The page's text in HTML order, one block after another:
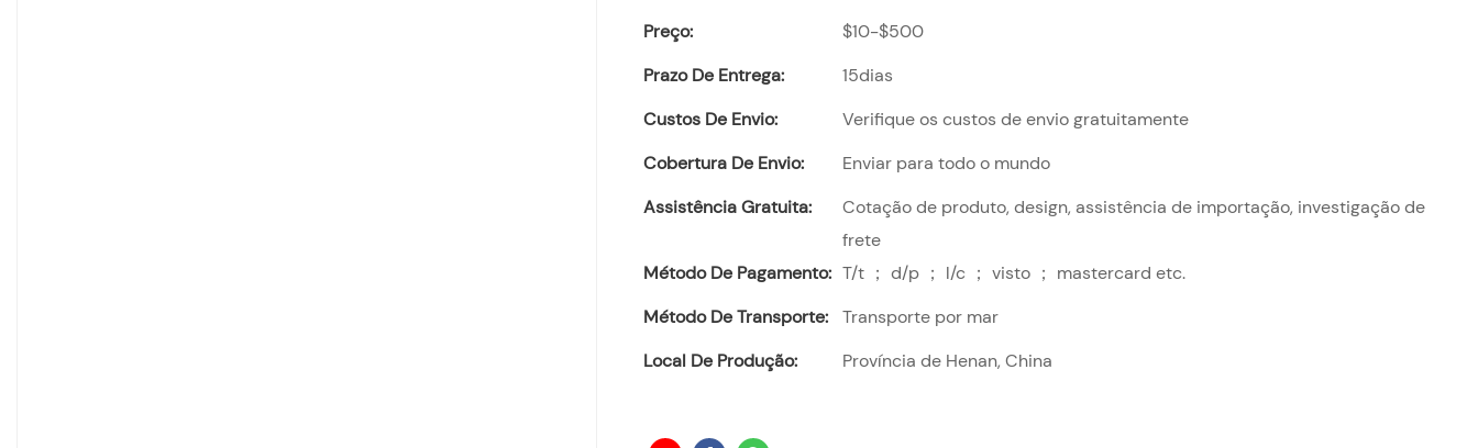
Preço:
$10-$500
Prazo De Entrega:
15dias
Custos De Envio:
Verifique os custos de envio gratuitamente
Cobertura De Envio:
Enviar para todo o mundo
Assistência Gratuita:
Cotação de produto, design, assistência de importação, investigação de
frete
Método De Pagamento: T/t ； d/p ； l/c ； visto ； mastercard etc.
Método De Transporte:
Transporte por mar
Local De Produção:
Província de Henan, China